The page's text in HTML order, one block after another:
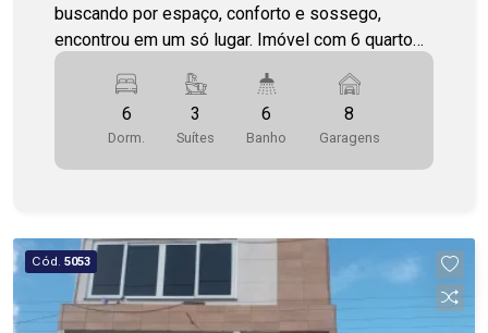
buscando por espaço, conforto e sossego,
encontrou em um só lugar. Imóvel com 6 quartos,
de serviço. Com uma excelente área de lazer
para a família com piscina e churrasqueira. Vagas
de garagem para 8 carros. Ótima oportunidade
para adquirir esse imóvel, entre em contato e
6
Dorm.
3
Suítes
6
Banho
8
Garagens
Cód. 5053